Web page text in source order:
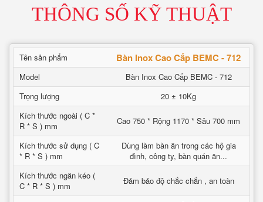
THÔNG SỐ KỸ THUẬT
Tên sản phẩm Bàn Inox Cao Cấp BEMC - 712
Model
Bàn Inox Cao Cấp BEMC - 712
Trọng lượng
20 ± 10Kg
Kích thước ngoài ( C *
R * S ) mm
Cao 750 * Rộng 1170 * Sâu 700 mm
Kích thước sử dụng ( C
* R * S ) mm
Dùng làm bàn ăn trong các hộ gia
đình, công ty, bàn quán ăn...
Kích thước ngăn kéo (
C * R * S ) mm
Đảm bảo độ chắc chắn , an toàn